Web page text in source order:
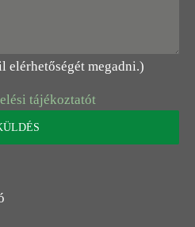
elérhetőségét megadni.)
tájékoztatót